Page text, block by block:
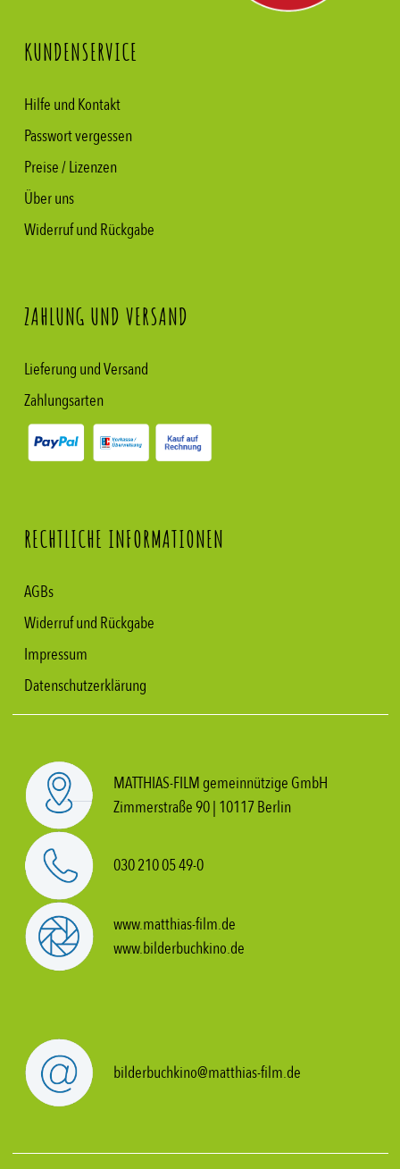
KUNDENSERVICE
Hilfe und Kontakt
Passwort vergessen
Preise / Lizenzen
Über uns
Widerruf und Rückgabe
ZAHLUNG UND VERSAND
Lieferung und Versand
Zahlungsarten
RECHTLICHE INFORMATIONEN
AGBs
Widerruf und Rückgabe
Impressum
Datenschutzerklärung
MATTHIAS-FILM gemeinnützige GmbH
Zimmerstraße 90 | 10117 Berlin
030 210 05 49-0
www.matthias-film.de
www.bilderbuchkino.de
bilderbuchkino@matthias-film.de